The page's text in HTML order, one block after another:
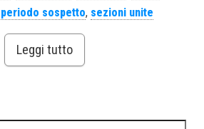
periodo sospetto, sezioni unite
Leggi tutto